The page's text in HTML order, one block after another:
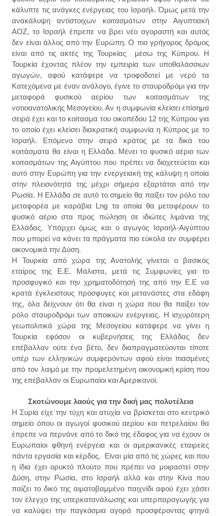
κάλυπτε τις ανάγκες ενέργειας του Ισραήλ. Όμως μετά την
ανακάλυψη αντίστοιχων κοιτασμάτων στην Αιγυπτιακή
ΑΟΖ, το Ισραήλ έπρεπε να βρει νέο αγοραστή και αυτός
δεν είναι άλλος από την Ευρώπη. Ο πιο γρήγορος δρόμος
είναι από τις ακτές της Τουρκίας μέσω της Κύπρου. Η
Τουρκία έχοντας πλέον την εμπειρία των υποθαλάσσιων
αγωγών, αφού κατάφερε να τροφοδοτεί με νερό τα
Κατεχόμενα με έναν ανάλογο, έγινε το σταυροδρόμι για την
μεταφορά φυσικού αερίου των κοιτασμάτων της
νοτιοανατολικής Μεσογείου. Αν η συμφωνία κλείσει επίσημα
σειρά έχει και το κοίτασμα του οικοπέδου 12 της Κύπρου για
το οποίο έχει κλείσει διακρατική συμφωνία η Κύπρος με το
Ισραήλ. Επόμενο στην σειρά κράτος με τα δικά του
κοιτάσματα θα είναι η Ελλάδα. Μένει το φυσικό αέριο των
κοιτασμάτων της Αιγύπτου που πρέπει να διοχετεύεται και
αυτό στην Ευρώπη για την ενεργειακή της κάλυψη η οποία
στην πλειονότητά της μέχρι σήμερα εξαρτάται από την
Ρωσία. Η Ελλάδα σε αυτό το σημείο θα παίξει τον ρόλο του
μεταφορέα με καράβια Lng τα οποία θα μεταφέρουν το
φυσικό αέριο στα προς πώληση σε ιδιώτεςλιμάνια της
Ελλάδας. Υπάρχει όμως και ο αγωγός Ισραήλ-Αιγύπτου
που μπορεί να κάνει τα πράγματα πιο εύκολα αν συμφέρει
οικονομικά την Δύση.
Η Τουρκία από χώρα της Ανατολήςγίνεται ο βασικός
εταίρος της Ε.Ε. Μάλιστα, μετά τις Συμφωνίες για το
προσφυγικό και την χρηματοδότησή της από την Ε.Ε να
κρατά έγκλειστους πρόσφυγες και μετανάστες στα εδάφη
της, όλα δείχνουν ότι θα είναι η χώρα που θα παίξει τον
ρόλο σταυροδρόμιτων αποικιών ενέργειας. Η ισχυρότερη
γεωπολιτικά χώρα της Μεσογείου κατάφερε να γίνει η
Τουρκία εφόσον οι κυβερνήσεις της Ελλάδας δεν
επέβαλλαν ούτε ένα βέτο, δεν διαπραγματεύονται τίποτε
υπέρ των ελληνικών συμφερόντων αφού είναι πιασμένες
από τον λαιμό με την προμελετημένηοικονομική κρίση που
της επέβαλλαν οι Ευρωπαίοι και Αμερικανοί.
Σκοτώνουμε λαούς για την δική μας πολυτέλεια
Η Συρία είχε την τύχη και ατυχία να βρίσκεται στο κεντρικό
σημείο όπου οι αγωγοί φυσικού αερίου και πετρελαίου θα
έπρεπε να περνάνε από το δικό της έδαφος για να έχουν οι
Ευρωπαίοι φθηνή ενέργεια και οι αμερικανικές εταιρείες
πάντα εργασία και κέρδος. Είναι μία από τις χώρες και που
η ίδια έχει ορυκτό πλούτο που πρέπει να μοιραστεί στην
Δύση, στην Ρωσία, στο Ισραήλ αλλά και στην Κίνα που
παίζει το δικό της αιματοβαμμένο παιχνίδι αφού έχει χάσει
τον έλεγχο της υπερκατανάλωσης και υπερπαραγωγής για
να καλύψει την παγκόσμια αγορά προσφέροντας φτηνά